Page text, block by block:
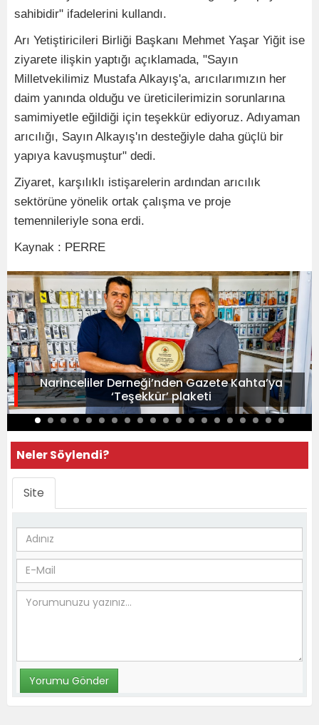
sahibidir" ifadelerini kullandı.
Arı Yetiştiricileri Birliği Başkanı Mehmet Yaşar Yiğit ise
ziyarete ilişkin yaptığı açıklamada, "Sayın
Milletvekilimiz Mustafa Alkayış'a, arıcılarımızın her
daim yanında olduğu ve üreticilerimizin sorunlarına
samimiyetle eğildiği için teşekkür ediyoruz. Adıyaman
arıcılığı, Sayın Alkayış'ın desteğiyle daha güçlü bir
yapıya kavuşmuştur" dedi.
Ziyaret, karşılıklı istişarelerin ardından arıcılık
sektörüne yönelik ortak çalışma ve proje
temennileriyle sona erdi.
Kaynak : PERRE
Narinceliler Derneği’nden Gazete Kahta’ya
‘Teşekkür’ plaketi
Neler Söylendi?
Site